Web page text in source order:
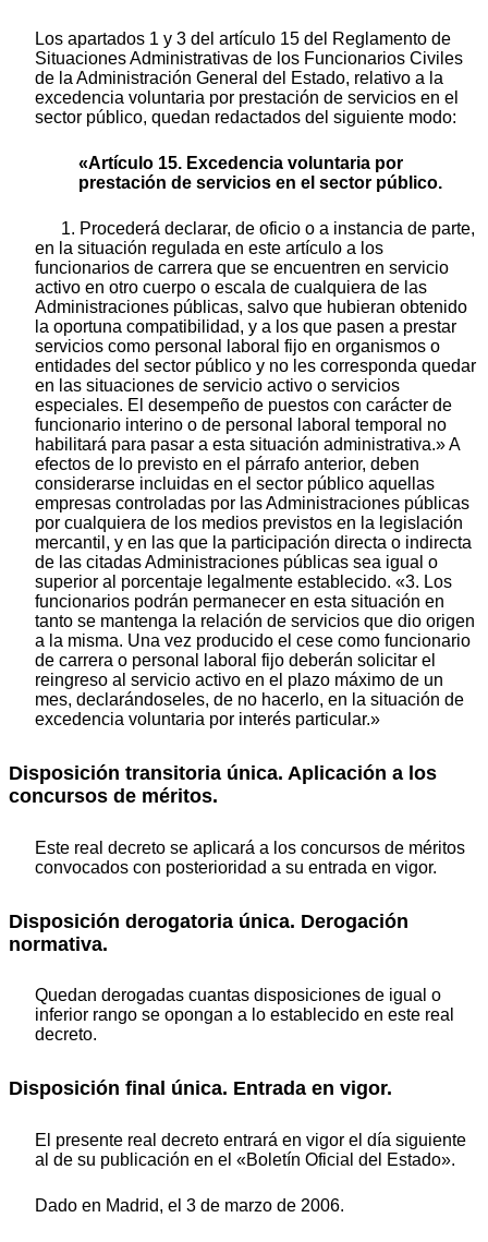
Los apartados 1 y 3 del artículo 15 del Reglamento de
Situaciones Administrativas de los Funcionarios Civiles
de la Administración General del Estado, relativo a la
excedencia voluntaria por prestación de servicios en el
sector público, quedan redactados del siguiente modo:
«Artículo 15. Excedencia voluntaria por
prestación de servicios en el sector público.
1. Procederá declarar, de oficio o a instancia de parte,
en la situación regulada en este artículo a los
funcionarios de carrera que se encuentren en servicio
activo en otro cuerpo o escala de cualquiera de las
Administraciones públicas, salvo que hubieran obtenido
la oportuna compatibilidad, y a los que pasen a prestar
servicios como personal laboral fijo en organismos o
entidades del sector público y no les corresponda quedar
en las situaciones de servicio activo o servicios
especiales. El desempeño de puestos con carácter de
funcionario interino o de personal laboral temporal no
habilitará para pasar a esta situación administrativa.» A
efectos de lo previsto en el párrafo anterior, deben
considerarse incluidas en el sector público aquellas
empresas controladas por las Administraciones públicas
por cualquiera de los medios previstos en la legislación
mercantil, y en las que la participación directa o indirecta
de las citadas Administraciones públicas sea igual o
superior al porcentaje legalmente establecido. «3. Los
funcionarios podrán permanecer en esta situación en
tanto se mantenga la relación de servicios que dio origen
a la misma. Una vez producido el cese como funcionario
de carrera o personal laboral fijo deberán solicitar el
reingreso al servicio activo en el plazo máximo de un
mes, declarándoseles, de no hacerlo, en la situación de
excedencia voluntaria por interés particular.»
Disposición transitoria única. Aplicación a los
concursos de méritos.
Este real decreto se aplicará a los concursos de méritos
convocados con posterioridad a su entrada en vigor.
Disposición derogatoria única. Derogación
normativa.
Quedan derogadas cuantas disposiciones de igual o
inferior rango se opongan a lo establecido en este real
decreto.
Disposición final única. Entrada en vigor.
El presente real decreto entrará en vigor el día siguiente
al de su publicación en el «Boletín Oficial del Estado».
Dado en Madrid, el 3 de marzo de 2006.